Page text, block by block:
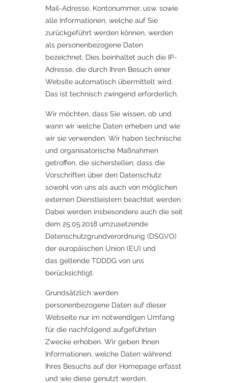
Mail-Adresse, Kontonummer, usw. sowie
alle Informationen, welche auf Sie
zurückgeführt werden können, werden
als personenbezogene Daten
bezeichnet. Dies beinhaltet auch die IP-
Adresse, die durch Ihren Besuch einer
Website automatisch übermittelt wird.
Das ist technisch zwingend erforderlich.
Wir möchten, dass Sie wissen, ob und
wann wir welche Daten erheben und wie
wir sie verwenden. Wir haben technische
und organisatorische Maßnahmen
getroffen, die sicherstellen, dass die
Vorschriften über den Datenschutz
sowohl von uns als auch von möglichen
externen Dienstleistern beachtet werden.
Dabei werden insbesondere auch die seit
dem 25.05.2018 umzusetzende
Datenschutzgrundverordnung (DSGVO)
der europäischen Union (EU) und
das geltende TDDDG von uns
berücksichtigt.
Grundsätzlich werden
personenbezogene Daten auf dieser
Webseite nur im notwendigen Umfang
für die nachfolgend aufgeführten
Zwecke erhoben. Wir geben Ihnen
Informationen, welche Daten während
Ihres Besuchs auf der Homepage erfasst
und wie diese genutzt werden.